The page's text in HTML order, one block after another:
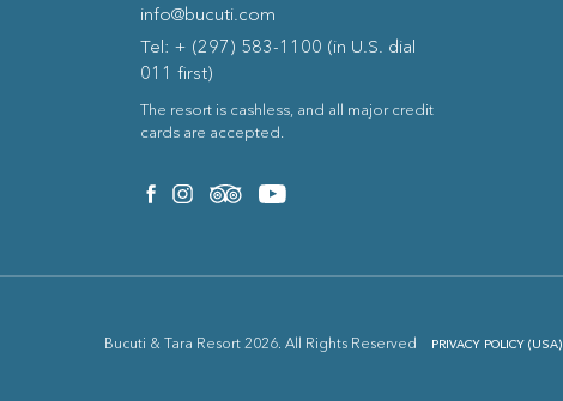
info@bucuti.com
Tel: + (297) 583-1100 (in U.S. dial
011 first)
The resort is cashless, and all major credit
cards are accepted.
Bucuti & Tara Resort 2026. All Rights Reserved PRIVACY POLICY (USA)